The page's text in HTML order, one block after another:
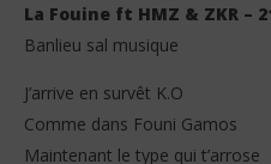
La Fouine ft HMZ & ZKR –
Banlieu sal musique
J’arrive en survêt K.O
Comme dans Founi Gamos
Maintenant le type qui t’arrose